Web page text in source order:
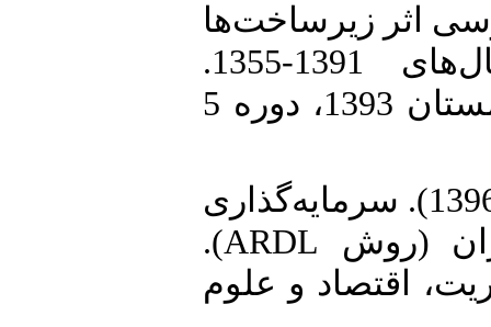
سید مهدی (1393). بررسی اثر زیرساخت‌ها
بر رشد اقتصادی ایران طی سال‌های 1391-1355.
پژوهش‌های رشد ‌و ‌توسعه اقتصادی. زمستان 1393، دوره 5
11. لطفی، احمد، میرزا بابازاده، سهیلا (1396). سرمایه‌گذاری
در زیرساخت‌ها‌و‌رشد اقتصادی در ایران (روش ARDL).
اقتصاد ‌و ‌علوم